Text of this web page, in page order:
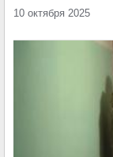
10 октября 2025